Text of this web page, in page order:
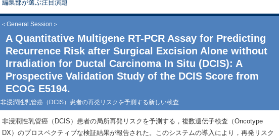
編集部が選ぶ注目演題
＜General Session＞
A Quantitative Multigene RT-PCR Assay for Predicting
Recurrence Risk after Surgical Excision Alone without
Irradiation for Ductal Carcinoma In Situ (DCIS): A
Prospective Validation Study of the DCIS Score from
ECOG E5194.
非浸潤性乳管癌（DCIS）患者の再発リスクを予測する新しい検査
非浸潤性乳管癌（DCIS）患者の局所再発リスクを予測する，複数遺伝子検査（Oncotype
DX）のプロスペクティブな検証結果が報告された。このシステムの導入により，再発リスク